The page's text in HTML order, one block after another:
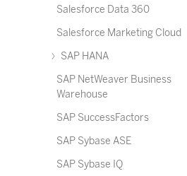
Salesforce Data 360
Salesforce Marketing Cloud
SAP HANA
SAP NetWeaver Business
Warehouse
SAP SuccessFactors
SAP Sybase ASE
SAP Sybase IQ